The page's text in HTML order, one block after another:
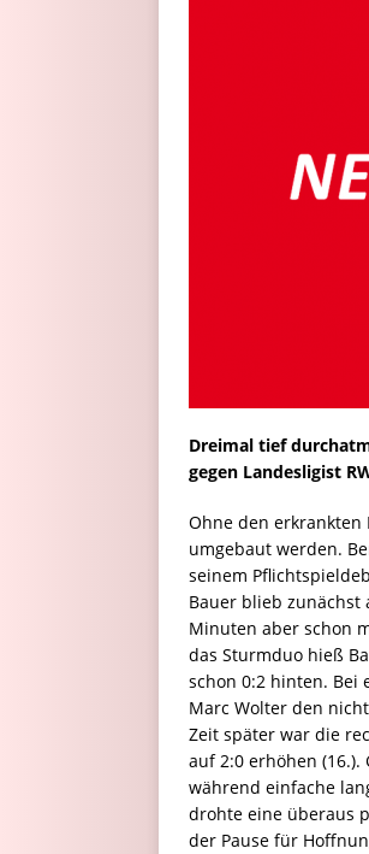
Dreimal tief
gegen Landesligist
Ohne den erkrankten
umgebaut werden.
seinem
Bauer blieb zunächst
Minuten aber schon
das Sturmduo hieß
schon 0:2 hinten. Bei
Marc Wolter den
Zeit später war die
auf 2:0 erhöhen
während einfache
drohte eine überaus
der Pause für